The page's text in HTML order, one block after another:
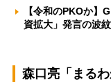
【令和のPKOか】
資拡大」発言の波
森口亮「まるわ